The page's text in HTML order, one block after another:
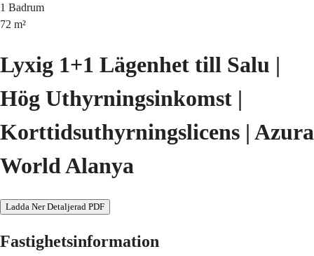
1 Badrum
72 m²
Lyxig 1+1 Lägenhet till Salu |
Hög Uthyrningsinkomst |
Korttidsuthyrningslicens | Azura
World Alanya
Ladda Ner Detaljerad PDF
Fastighetsinformation